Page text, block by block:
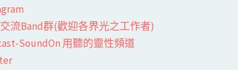
流Band群(歡迎各界光之工作者)​
SoundOn 用聽的靈性頻道